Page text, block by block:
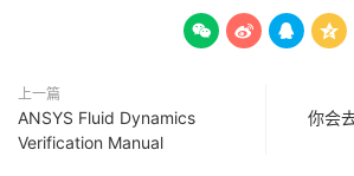
   
上一篇
ANSYS Fluid Dynamics
Verification Manual
你会